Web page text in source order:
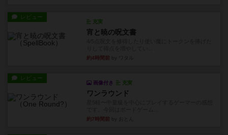
レビュー
充実
宵と暁の呪文書
約4時間前
レビュー
画像付き 充実
ワンラウンド
約7時間前